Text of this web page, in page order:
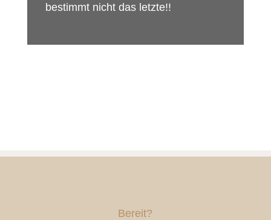
bestimmt nicht das letzte!!
Bereit?